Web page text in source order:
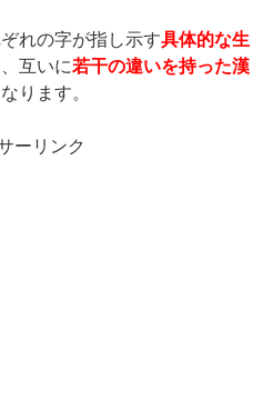
れの字が指し示す具体的な生
互いに若干の違いを持った漢
ります。
ーリンク